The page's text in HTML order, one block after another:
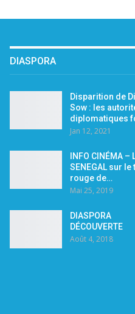
DIASPORA
Disparition de
Sow : les
diplomatiques
Jan 12, 2021
INFO CINÉMA –
SENEGAL sur le
rouge de…
Mai 25, 2019
DIASPORA
DÉCOUVERTE
Août 4, 2018